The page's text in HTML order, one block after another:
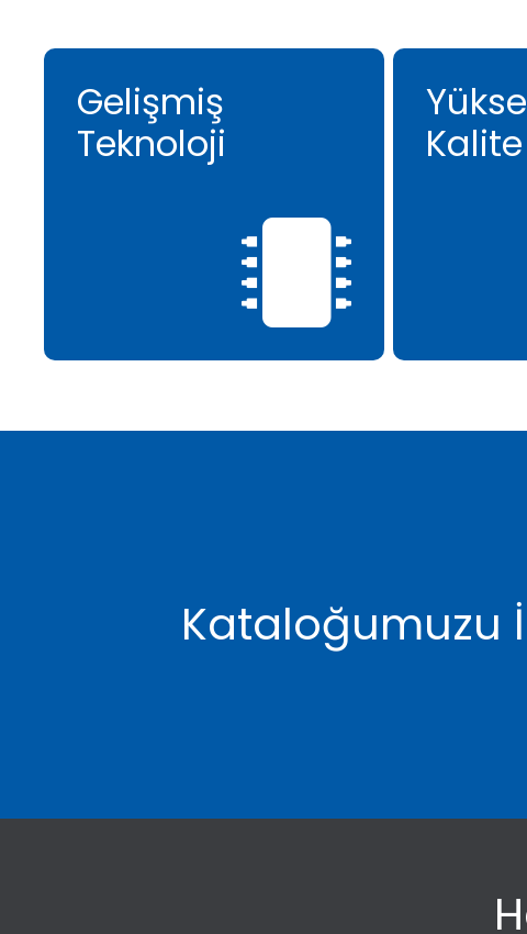
Gelişmiş
Teknoloji
Kalite
Kataloğumuzu